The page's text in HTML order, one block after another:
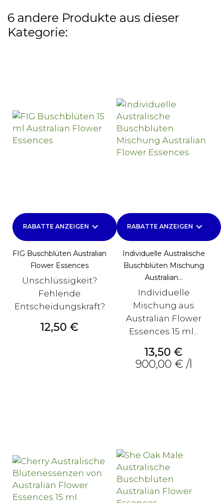
6 andere Produkte aus dieser
Kategorie:
RABATTE ANZEIGEN keyboard_arrow_down
FIG Buschblüten Australian
Flower Essences
Unschlüssigkeit?
Fehlende
Entscheidungskraft?
Preis
12,50 €
RABATTE ANZEIGEN keyboard_arrow_down
Individuelle Australische
Buschblüten Mischung
Australian...
Individuelle
Mischung aus
Australian Flower
Essences 15 ml...
Preis
13,50 €
900,00 € /l